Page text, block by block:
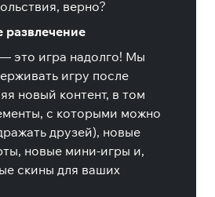
верно?
развлечение
это игра надолго! Мы
игру после
новый контент, в том
с которыми можно
друзей), новые
новые мини-игры и,
скины для ваших